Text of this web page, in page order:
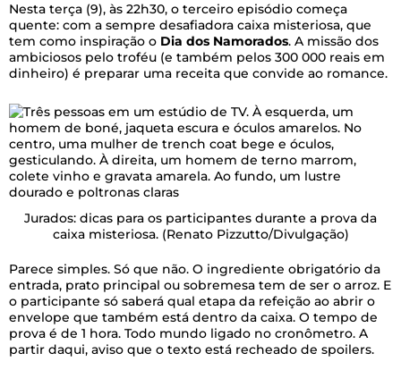
Nesta terça (9), às 22h30, o terceiro episódio começa
quente: com a sempre desafiadora caixa misteriosa, que
tem como inspiração o Dia dos Namorados. A missão dos
ambiciosos pelo troféu (e também pelos 300 000 reais em
dinheiro) é preparar uma receita que convide ao romance.
Jurados: dicas para os participantes durante a prova da
caixa misteriosa. (Renato Pizzutto/Divulgação)
Parece simples. Só que não. O ingrediente obrigatório da
entrada, prato principal ou sobremesa tem de ser o arroz. E
o participante só saberá qual etapa da refeição ao abrir o
envelope que também está dentro da caixa. O tempo de
prova é de 1 hora. Todo mundo ligado no cronômetro. A
partir daqui, aviso que o texto está recheado de spoilers.